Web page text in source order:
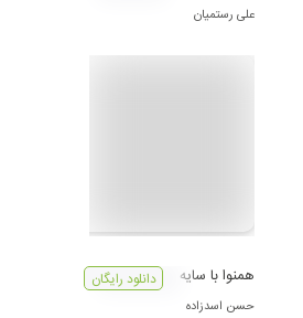
علی رستمیان
همنوا با سایه
حسن اسدزاده
دانلود رایگان